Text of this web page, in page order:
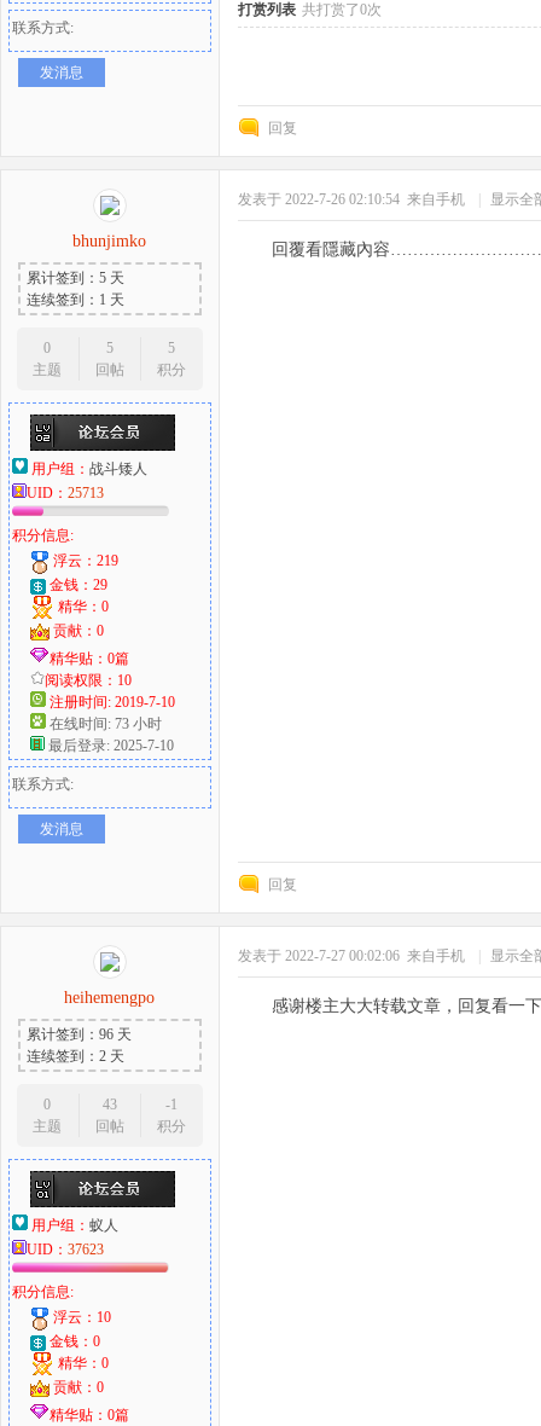
联系方式:
发消息
打赏列表 共打赏了0次
回复
bhunjimko
累计签到：5 天
连续签到：1 天
0
主题
5
回帖
5
积分
用户组： 战斗矮人
UID： 25713
积分信息:
浮云：219
金钱：29
精华：0
贡献：0
精华贴：0篇
阅读权限：10
注册时间: 2019-7-10
在线时间: 73 小时
最后登录: 2025-7-10
联系方式:
发消息
发表于 2022-7-26 02:10:54 来自手机 显示全
回覆看隱藏內容
回复
heihemengpo
累计签到：96 天
连续签到：2 天
0
主题
43
回帖
-1
积分
用户组： 蚁人
UID： 37623
积分信息:
浮云：10
金钱：0
精华：0
贡献：0
精华贴：0篇
发表于 2022-7-27 00:02:06 来自手机 显示全
感谢楼主大大转载文章，回复看一